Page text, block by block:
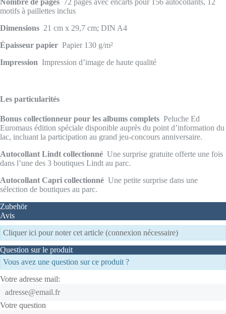
Nombre de pages 72 pages avec encarts pour 156 autocollants, 12
motifs à paillettes inclus
Dimensions 21 cm x 29,7 cm; DIN A4
Épaisseur papier Papier 130 g/m²
Impression Impression d’image de haute qualité
Les particularités
Bonus collectionneur pour les albums complets Peluche Ed
Euromaus édition spéciale disponible auprès du point d’information du
lac, incluant la participation au grand jeu-concours anniversaire.
Autocollant Lindt collectionné Une surprise gratuite offerte une fois
dans l’une des 3 boutiques Lindt au parc.
Autocollant Capri collectionné Une petite surprise dans une
sélection de boutiques au parc.
Zubehör
Avis
Cliquer ici pour noter cet article (connexion nécessaire)
Question sur le produit
Vous avez une question sur ce produit ?
Votre adresse mail:
Votre question